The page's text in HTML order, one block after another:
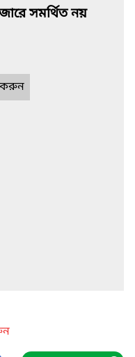
সমর্থিত নয়